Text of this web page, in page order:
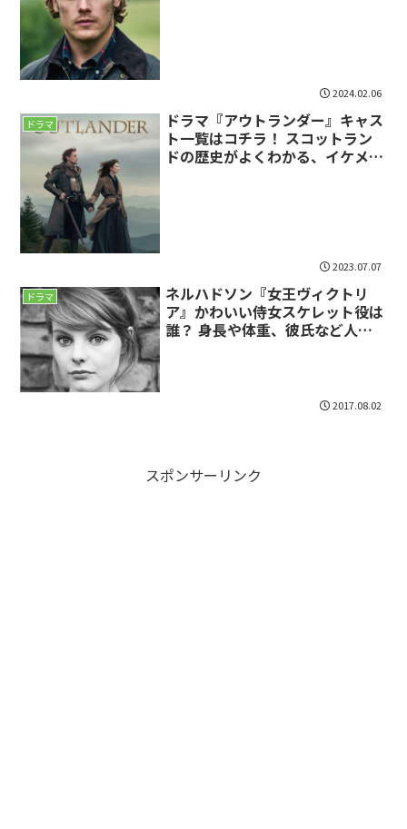
2024.02.06
ドラマ
ドラマ『アウトランダー』キャス
ト一覧はコチラ！ スコットラン
ドの歴史がよくわかる、イケメン
2023.07.07
ドラマ
ネルハドソン『女王ヴィクトリ
ア』かわいい侍女スケレット役は
誰？ 身長や体重、彼氏など人気
2017.08.02
スポンサーリンク